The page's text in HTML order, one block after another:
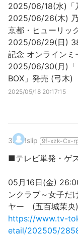
2025/06/18(水)「
2025/06/26(木)
京都・ヒューリッ
2025/06/29(日)
記念 オンラインミ
2025/06/30(月)「
BOX」発売 (弓木)
2025/05/18 20:17:15
3. !slip 9f-xzk-Cx-
■テレビ単発・ゲ
05月16日(金)
ンクラブ～女子だ
ヤー (五百城茉央)
https://www.tv-
etail/202505/